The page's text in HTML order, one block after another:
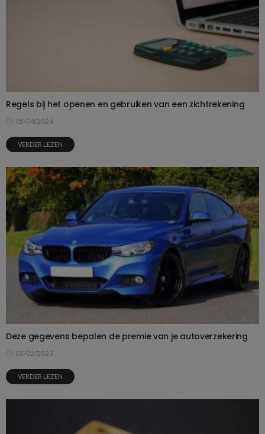
Regels bij het openen en gebruiken van een zichtrekening
05/04/2024
VERDER LEZEN
Deze gegevens bepalen de premie van je autoverzekering
02/02/2023
VERDER LEZEN